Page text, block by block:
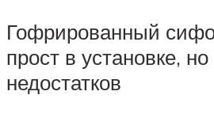
Гофрированный
прост в установке,
недостатков